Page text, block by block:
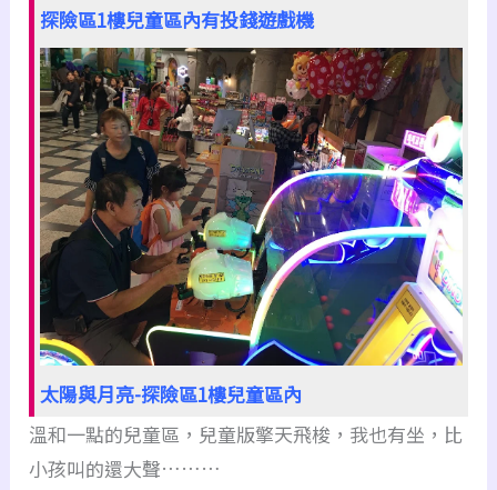
探險區1樓兒童區內有投錢遊戲機
太陽與月亮-探險區1樓兒童區內
溫和一點的兒童區，兒童版擎天飛梭，我也有坐，比
小孩叫的還大聲………